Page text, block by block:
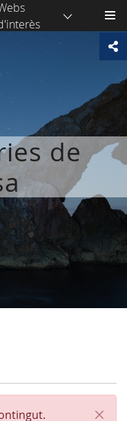
de
Tanca